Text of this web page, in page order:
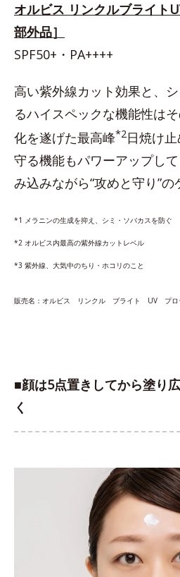
オルビス リンクルブライト
部外品］
SPF50+・PA++++
高い紫外線カット効果と、
るハイスペックな機能性は
化を遂げた最高峰*2日焼け
守る機能もパワーアップし
み込みながら“攻めと守り”の
*1 メラニンの生成を抑え、シミ・ソバカスを防ぐ
*2 オルビス内最高の紫外線カットレベル
*3 紫外線、大気中のちり・ホコリのこと
販売名：オルビス リンクル ブライト UV プロ
■顔は5点置きしてから塗り
く